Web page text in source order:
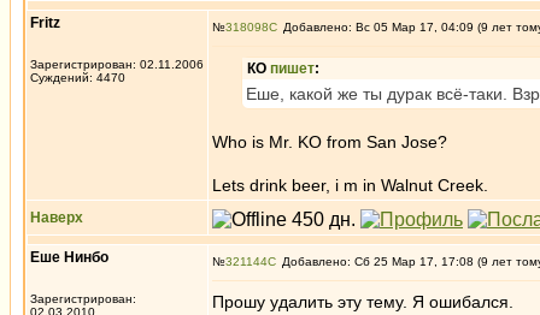
Fritz
Зарегистрирован: 02.11.2006
Суждений: 4470
№318098 Добавлено: Вс 05 Мар 17, 04:09 (9 лет
КО пишет:
Еше, какой же ты дурак всё-таки.
Who is Mr. KO from San Jose?
Lets drink beer, i m in Walnut Creek.
Наверх
Еше Нинбо
Зарегистрирован:
02.03.2010
№321144 Добавлено: Сб 25 Мар 17, 17:08 (9 лет
Прошу удалить эту тему. Я ошибался.